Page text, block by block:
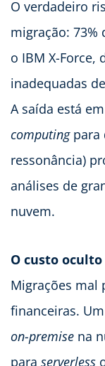
O verdadeiro
migração: 73%
o IBM X-Force,
inadequadas
A saída está
computingpara
ressonância)
análises de
nuvem.
O custo
Migrações mal
financeiras.
on-premise na
para serverless